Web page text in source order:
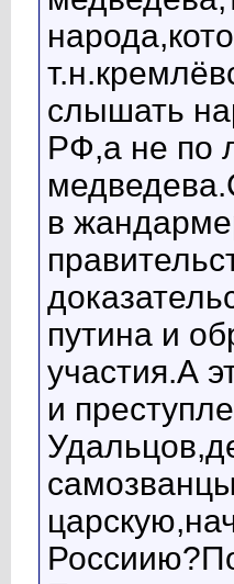
слышать
РФ,а не по
в
путина и
участия.А
и